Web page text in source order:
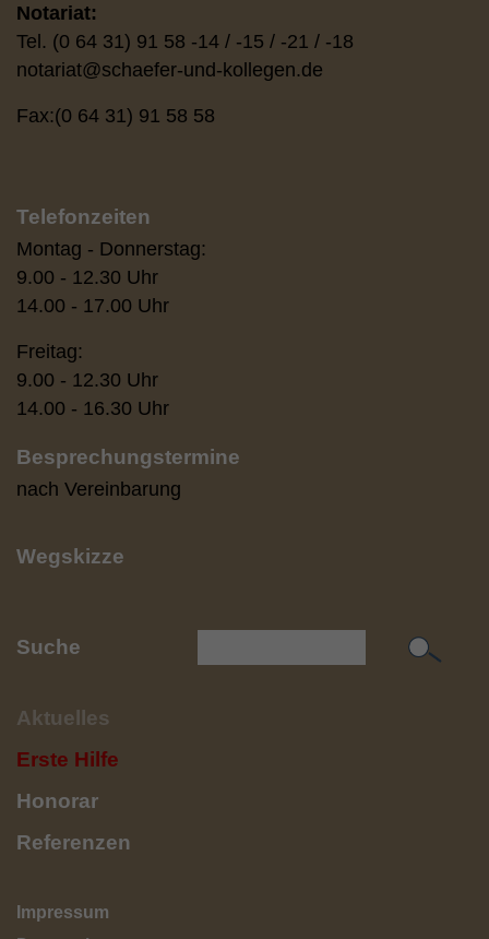
Notariat:
Tel. (0 64 31) 91 58 -14 / -15 / -21 / -18
notariat@schaefer-und-kollegen.de
Fax:(0 64 31) 91 58 58
Telefonzeiten
Montag - Donnerstag:
9.00 - 12.30 Uhr
14.00 - 17.00 Uhr
Freitag:
9.00 - 12.30 Uhr
14.00 - 16.30 Uhr
Besprechungstermine
nach Vereinbarung
Wegskizze
Suche
Aktuelles
Erste Hilfe
Honorar
Referenzen
Impressum